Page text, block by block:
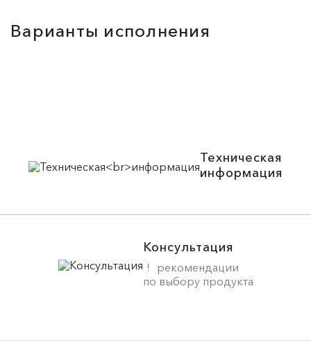
Варианты исполнения
Техническая
информация
Консультация
рекомендации
по выбору продукта